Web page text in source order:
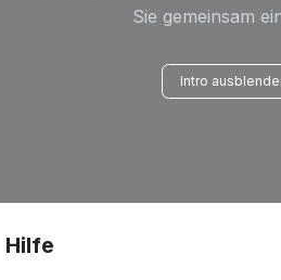
Sie gemeinsam
Intro
Hilfe